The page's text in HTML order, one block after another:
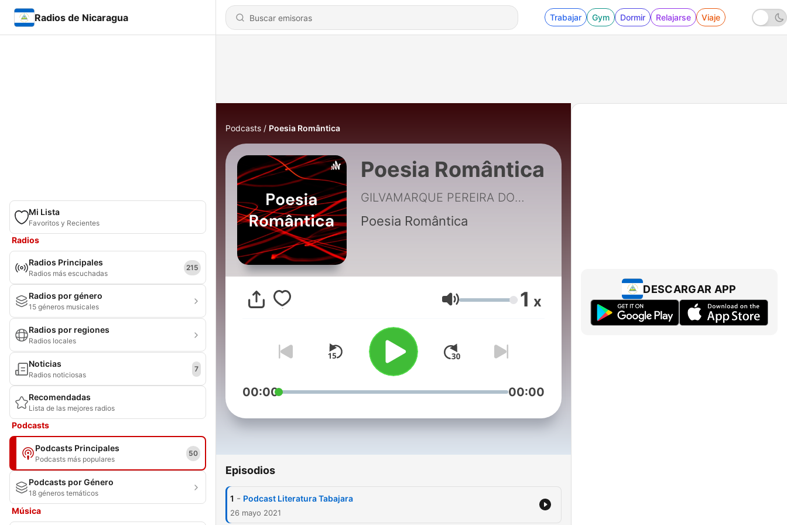
Radios de Nicaragua Trabajar Gym Dormir Relajarse Viaje
Mi Lista
Favoritos y Recientes
Radios
Radios Principales
Radios más escuchadas
215
Radios por género
15 géneros musicales
Radios por regiones
Radios locales
Noticias
Radios noticiosas
7
Recomendadas
Lista de las mejores radios
Podcasts
Podcasts Principales
Podcasts más populares
50
Podcasts por Género
18 géneros temáticos
Música
Podcasts Poesia Romântica
Poesia Romântica
GILVAMARQUE PEREIRA DOS SANTOS
Poesia Romântica
Volumen 1 x
00:00 00:00
Episodios
1 - Podcast Literatura Tabajara
26 mayo 2021
DESCARGAR APP